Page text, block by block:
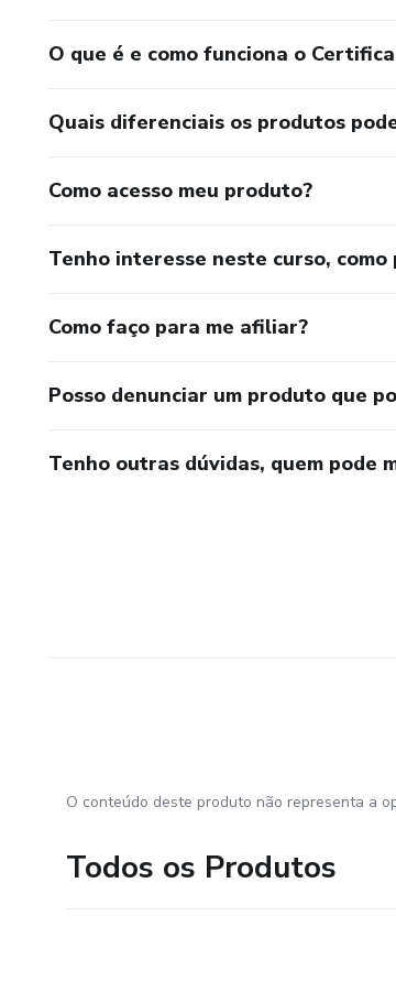
O que é e como funciona o
Quais diferenciais os produtos
Como acesso meu produto?
Tenho interesse neste curso, como
Como faço para me afiliar?
Posso denunciar um produto que
Tenho outras dúvidas, quem pode
O conteúdo deste produto não representa a
Todos os Produtos